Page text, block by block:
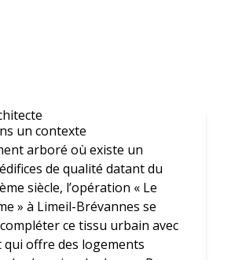
un contexte
arboré où existe un
de qualité datant du
siècle, l’opération « Le
» à Limeil-Brévannes se
ce tissu urbain avec
offre des logements